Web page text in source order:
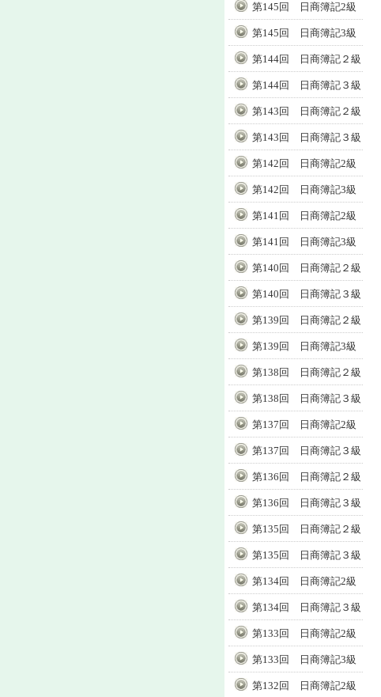
第145回 日商簿記2級
第145回 日商簿記3級
第144回 日商簿記２級
第144回 日商簿記３級
第143回 日商簿記２級
第143回 日商簿記３級
第142回 日商簿記2級
第142回 日商簿記3級
第141回 日商簿記2級
第141回 日商簿記3級
第140回 日商簿記２級
第140回 日商簿記３級
第139回 日商簿記２級
第139回 日商簿記3級
第138回 日商簿記２級
第138回 日商簿記３級
第137回 日商簿記2級
第137回 日商簿記３級
第136回 日商簿記２級
第136回 日商簿記３級
第135回 日商簿記２級
第135回 日商簿記３級
第134回 日商簿記2級
第134回 日商簿記３級
第133回 日商簿記2級
第133回 日商簿記3級
第132回 日商簿記2級